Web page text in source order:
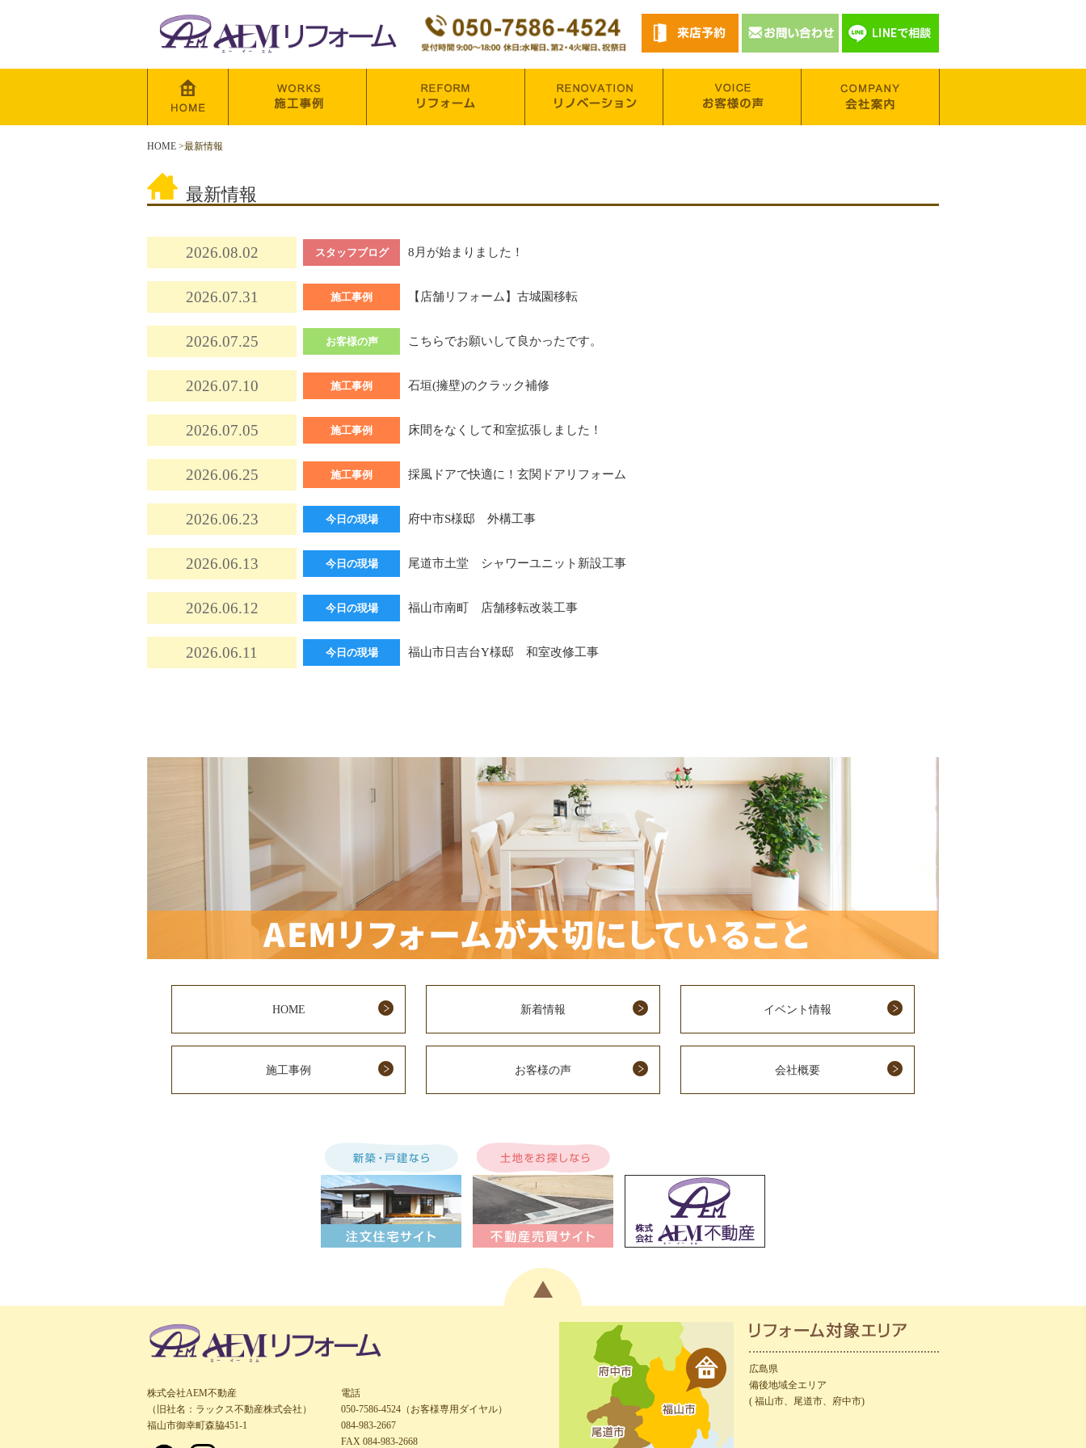
HOME >最新情報
最新情報
2026.08.02 スタッフブログ 8月が始まりました！
2026.07.31 施工事例 【店舗リフォーム】古城園移転
2026.07.25 お客様の声 こちらでお願いして良かったです。
2026.07.10 施工事例 石垣(擁壁)のクラック補修
2026.07.05 施工事例 床間をなくして和室拡張しました！
2026.06.25 施工事例 採風ドアで快適に！玄関ドアリフォーム
2026.06.23 今日の現場 府中市S様邸 外構工事
2026.06.13 今日の現場 尾道市土堂 シャワーユニット新設工事
2026.06.12 今日の現場 福山市南町 店舗移転改装工事
2026.06.11 今日の現場 福山市日吉台Y様邸 和室改修工事
HOME 新着情報 イベント情報
施工事例 お客様の声 会社概要
株式会社AEM不動産
（旧社名：ラックス不動産株式会社）
福山市御幸町森脇451-1
電話
050-7586-4524（お客様専用ダイヤル）
084-983-2667
FAX 084-983-2668
広島県
備後地域全エリア
( 福山市、尾道市、府中市)